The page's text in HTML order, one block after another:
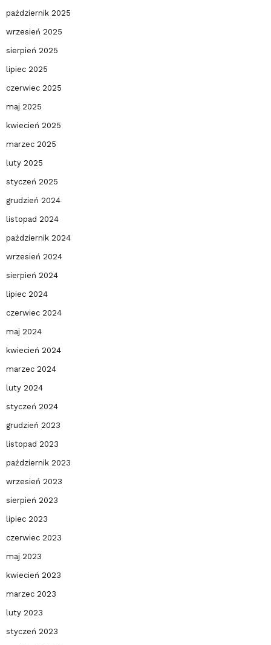
październik 2025
wrzesień 2025
sierpień 2025
lipiec 2025
czerwiec 2025
maj 2025
kwiecień 2025
marzec 2025
luty 2025
styczeń 2025
grudzień 2024
listopad 2024
październik 2024
wrzesień 2024
sierpień 2024
lipiec 2024
czerwiec 2024
maj 2024
kwiecień 2024
marzec 2024
luty 2024
styczeń 2024
grudzień 2023
listopad 2023
październik 2023
wrzesień 2023
sierpień 2023
lipiec 2023
czerwiec 2023
maj 2023
kwiecień 2023
marzec 2023
luty 2023
styczeń 2023